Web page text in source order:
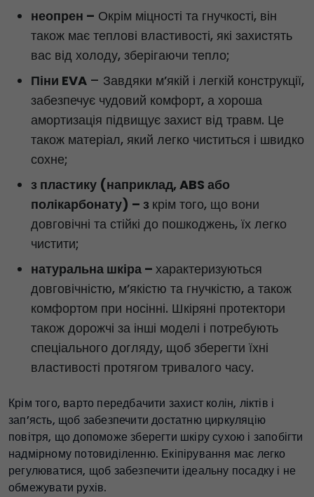
неопрен – Окрім міцності та гнучкості, він
також має теплові властивості, які захистять
вас від холоду, зберігаючи тепло;
Піни EVA – Завдяки м’якій і легкій конструкції,
забезпечує чудовий комфорт, а хороша
амортизація підвищує захист від травм. Це
також матеріал, який легко чиститься і швидко
сохне;
з пластику (наприклад, ABS або
полікарбонату) – з крім того, що вони
довговічні та стійкі до пошкоджень, їх легко
чистити;
натуральна шкіра – характеризуються
довговічністю, м’якістю та гнучкістю, а також
комфортом при носінні. Шкіряні протектори
також дорожчі за інші моделі і потребують
спеціального догляду, щоб зберегти їхні
властивості протягом тривалого часу.
Крім того, варто передбачити захист колін, ліктів і
зап’ясть, щоб забезпечити достатню циркуляцію
повітря, що допоможе зберегти шкіру сухою і запобігти
надмірному потовиділенню. Екіпірування має легко
регулюватися, щоб забезпечити ідеальну посадку і не
обмежувати рухів.